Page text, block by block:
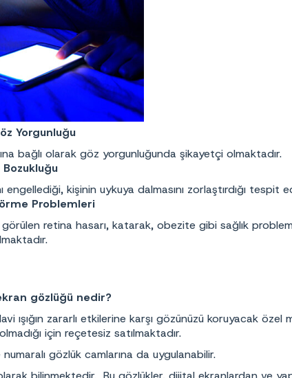
Yorgunluğu
bağlı olarak göz yorgunluğunda şikayetçi olmaktadır.
Bozukluğu
engellediği, kişinin uykuya dalmasını zorlaştırdığı tespit
Problemleri
görülen retina hasarı, katarak, obezite gibi sağlık
gözlüğü nedir?
ışığın zararlı etkilerine karşı gözünüzü koruyacak
için reçetesiz satılmaktadır.
gözlük camlarına da uygulanabilir.